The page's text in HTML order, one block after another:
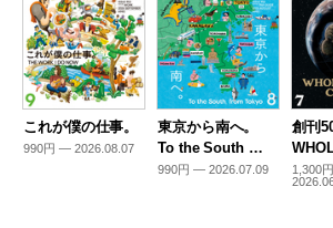
これが僕の仕事。
990円 — 2026.08.07
東京から南へ。
To the South …
990円 — 2026.07.09
創刊
1,300